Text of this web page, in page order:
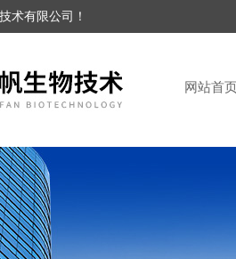
术有限公司！
网站首